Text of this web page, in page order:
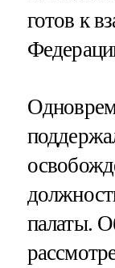
готов к
палаты.